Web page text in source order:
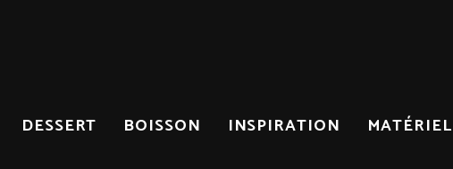
DESSERT BOISSON INSPIRATION MATÉRIEL